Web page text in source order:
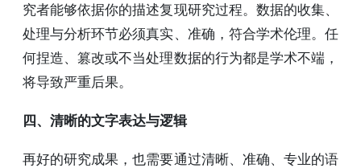
究者能够依据你的描述复现研究过程。数据的收集、
处理与分析环节必须真实、准确，符合学术伦理。任
何捏造、篡改或不当处理数据的行为都是学术不端，
将导致严重后果。
四、清晰的文字表达与逻辑
再好的研究成果，也需要通过清晰、准确、专业的语